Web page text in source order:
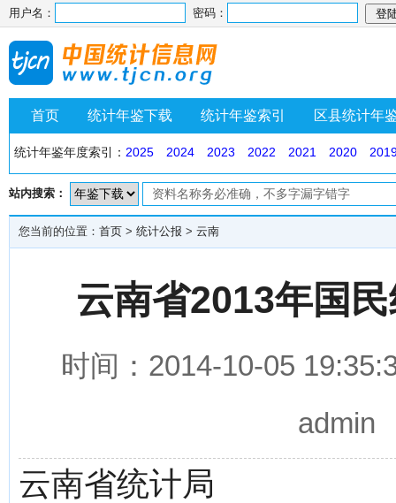
用户名： 密码：
首页 统计年鉴下载 统计年鉴索引 区县统计年
统计年鉴年度索引： 2025 2024 2023 2022 2021 2020
站内搜索：
您当前的位置： 首页 > 统计公报 > 云南
云南省2013年国
时间：2014-10-05
admin
云南省统计局